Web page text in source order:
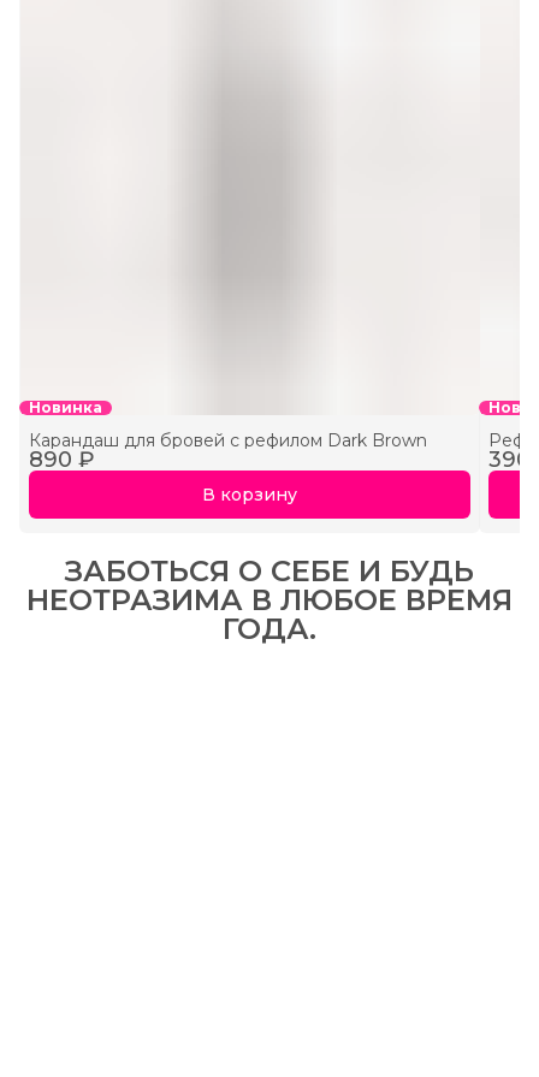
Новинка
890 ₽
Карандаш для бровей с рефилом Dark Brown
В корзину
390
ЗАБОТЬСЯ О СЕБЕ И БУДЬ
НЕОТРАЗИМА В ЛЮБОЕ ВРЕМЯ
ГОДА.